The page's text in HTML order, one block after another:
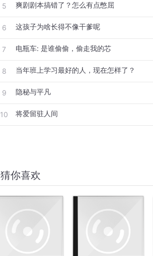
5 爽剧剧本搞错了？怎么有点憋屈
6 这孩子为啥长得不像干爹呢
7 电瓶车: 是谁偷偷，偷走我的芯
8 当年班上学习最好的人，现在怎样了？
9 隐秘与平凡
10 将爱留驻人间
猜你喜欢